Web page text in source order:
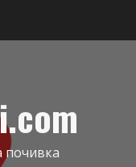
почивка